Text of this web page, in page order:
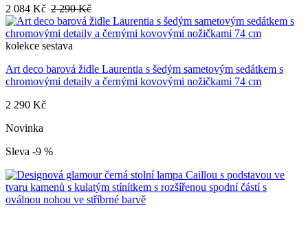
2 084 Kč 2 290 Kč
kolekce sestava
Art deco barová židle Laurentia s šedým sametovým sedátkem s
chromovými detaily a černými kovovými nožičkami 74 cm
2 290 Kč
Novinka
Sleva -9 %